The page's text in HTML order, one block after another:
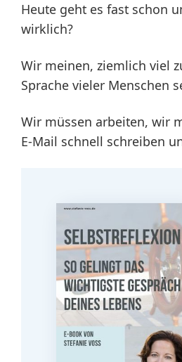
Heute geht es fast schon
wirklich?
Wir meinen, ziemlich viel
Sprache vieler Menschen
Wir müssen arbeiten, wir
E-Mail schnell schreiben